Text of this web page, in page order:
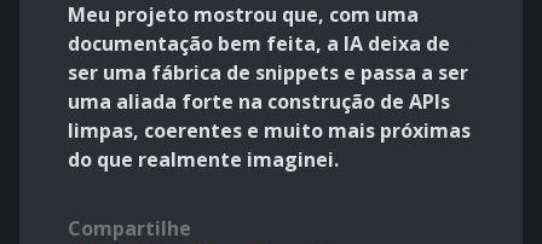
Meu projeto mostrou que, com uma
documentação bem feita, a IA deixa de
ser uma fábrica de snippets e passa a ser
uma aliada forte na construção de APIs
limpas, coerentes e muito mais próximas
do que realmente imaginei.
Compartilhe